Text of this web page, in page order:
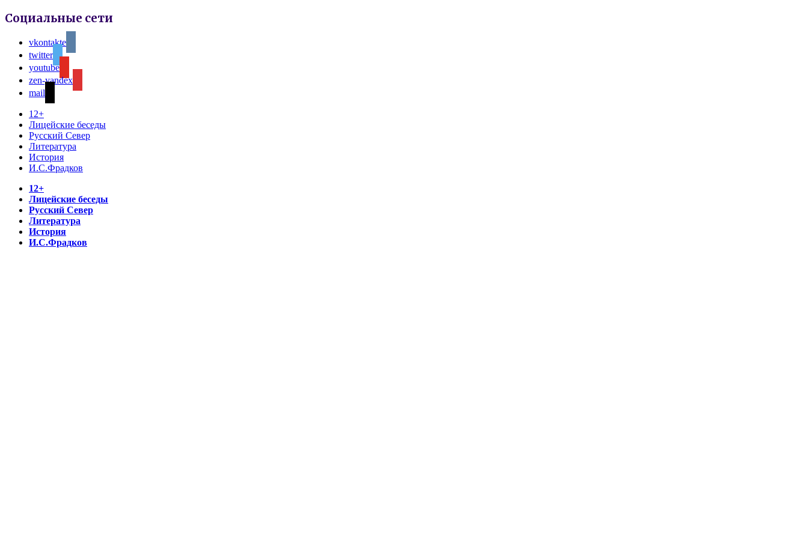
Социальные сети
vkontakte
twitter
youtube
zen-yandex
mail
12+
Лицейские беседы
Русский Север
Литература
История
И.С.Фрадков
12+
Лицейские беседы
Русский Север
Литература
История
И.С.Фрадков